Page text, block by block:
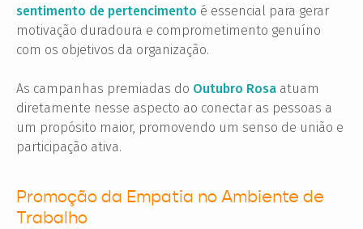
sentimento de pertencimento é essencial para gerar
motivação duradoura e comprometimento genuíno
com os objetivos da organização.
As campanhas premiadas do Outubro Rosa atuam
diretamente nesse aspecto ao conectar as pessoas a
um propósito maior, promovendo um senso de união e
participação ativa.
Promoção da Empatia no Ambiente de
Trabalho